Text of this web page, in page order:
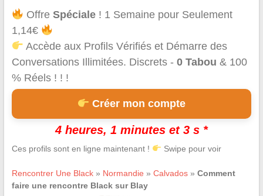
OffreSpéciale ! 1 Semaine pour Seulement
1,14€
Accède aux Profils Vérifiés et Démarre des
Conversations Illimitées. Discrets - 0 Tabou & 100
% Réels ! ! !
Créer mon compte
4 heures, 1 minutes et 2 s *
Ces profils sont en ligne maintenant ! Swipe pour voir
Rencontrer Une Black» Normandie » Calvados» Comment
faire une rencontre Black sur Blay